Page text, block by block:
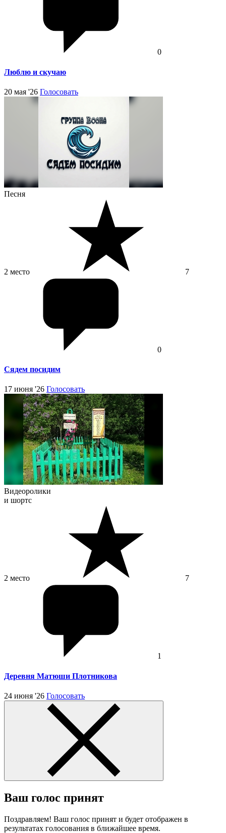
0
Люблю и скучаю
20 мая '26 Голосовать
Песня
2 место 7
0
Сядем посидим
17 июня '26 Голосовать
Видеоролики
и шортс
2 место 7
1
Деревня Матюши Плотникова
24 июня '26 Голосовать
Ваш голос принят
Поздравляем! Ваш голос принят и будет отображен в
результатах голосования в ближайшее время.